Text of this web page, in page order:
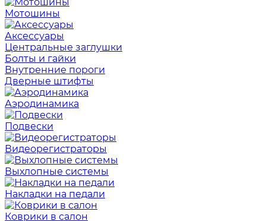
Мотошины
Аксессуары
Центральные заглушки
Болты и гайки
Внутренние пороги
Дверные штифты
Аэродинамика
Подвески
Видеорегистраторы
Выхлопные системы
Накладки на педали
Коврики в салон